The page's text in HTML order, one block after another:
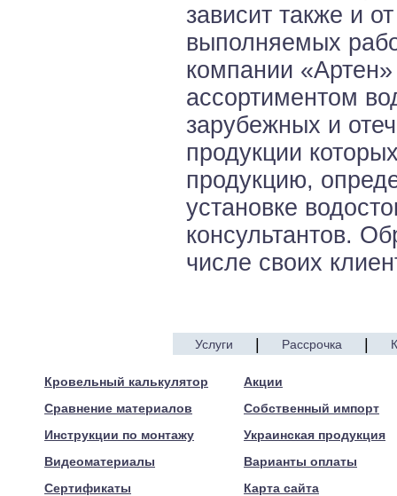
зависит также и
выполняемых
компании
ассортиментом
зарубежных и
продукции
продукцию,
установке
консультантов.
числе своих
Услуги | Рассрочка |
Кровельный калькулятор
Сравнение материалов
Инструкции по монтажу
Видеоматериалы
Сертификаты
Акции
Собственный импорт
Украинская продукция
Варианты оплаты
Карта сайта